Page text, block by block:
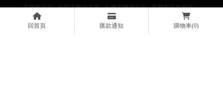
回首頁 匯款通知 購物車(0)
露營用品店 桃園露營用品店 中壢露營用品店
露營用品專賣店
桃園露營用品專賣店
中壢露營用品專賣店